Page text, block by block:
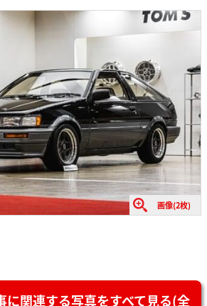
画像(2枚)
に関連する写真をすべて見る(全